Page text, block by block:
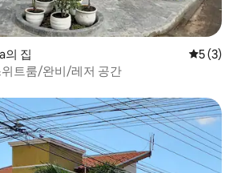
의 집 평점 5점
5 (3)
트룸/완비/레저 공간